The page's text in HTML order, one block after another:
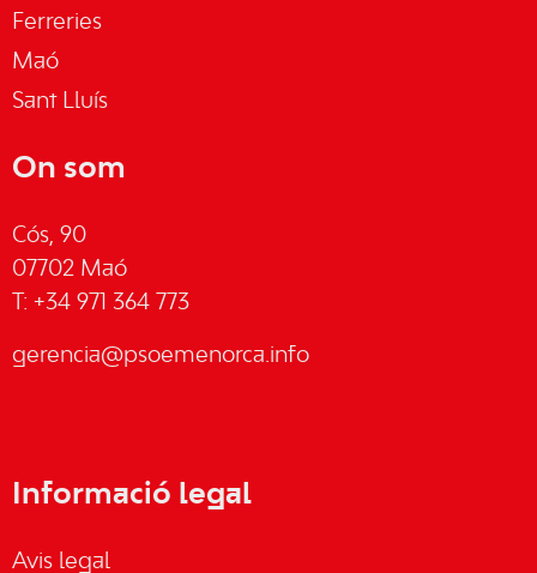
Ferreries
Maó
Sant Lluís
On som
Cós, 90
07702 Maó
T: +34 971 364 773
gerencia@psoemenorca.info
Informació legal
Avis legal